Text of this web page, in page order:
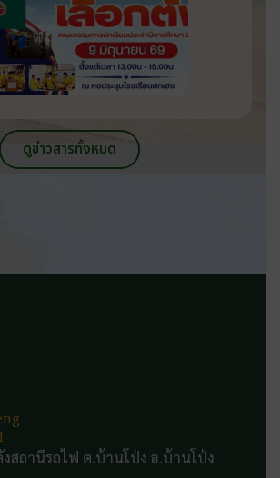
ดูข่าวสารทั้งหมด
สถานีรถไฟ ต.บ้านโป่ง อ.บ้านโป่ง